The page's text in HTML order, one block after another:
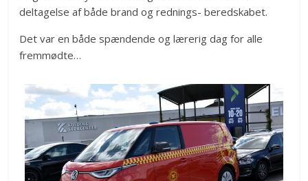
deltagelse af både brand og rednings- beredskabet.
Det var en både spændende og lærerig dag for alle
fremmødte…